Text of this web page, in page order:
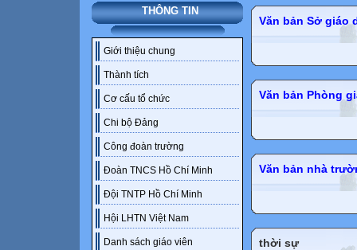
THÔNG TIN
Giới thiệu chung
Thành tích
Cơ cấu tổ chức
Chi bộ Đảng
Công đoàn trường
Đoàn TNCS Hồ Chí Minh
Đội TNTP Hồ Chí Minh
Hội LHTN Việt Nam
Danh sách giáo viên
Văn bản Sở giáo
Văn bản Phòng
Văn bản nhà
thời sự